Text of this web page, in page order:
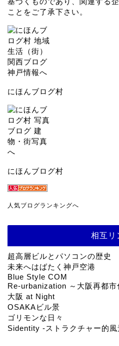
ことをご了承下さい。
にほんブログ村
にほんブログ村
人気ブログランキングへ
相互リ
超高層ビルとパソコンの歴史
未来へはばたく神戸空港
Blue Style COM
Re-urbanization ～大阪再都市
大阪 at Night
OSAKAビル景
ゴリモンな日々
Sidentity -ストラクチャー的風